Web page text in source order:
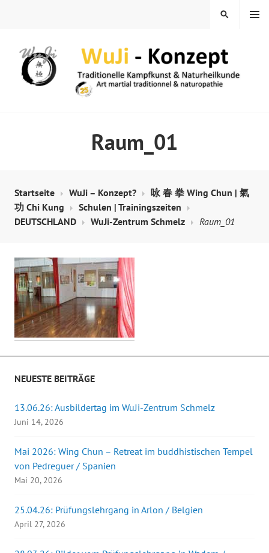
MENÜ
SUCHEN
Raum_01
Startseite WuJi – Konzept?
咏 春 拳 Wing Chun | 氣
功 Chi Kung
Schulen | Trainingszeiten
DEUTSCHLAND
WuJi-Zentrum Schmelz Raum_01
NEUESTE BEITRÄGE
13.06.26: Ausbildertag im WuJi-Zentrum Schmelz
Juni 14, 2026
Mai 2026: Wing Chun – Retreat im buddhistischen Tempel
von Pedreguer / Spanien
Mai 20, 2026
25.04.26: Prüfungslehrgang in Arlon / Belgien
April 27, 2026